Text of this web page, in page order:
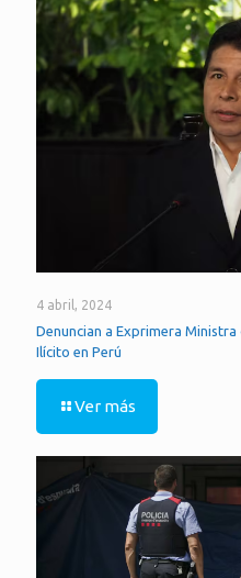
4 abril, 2024
Denuncian a Exprimera
Ilícito en Perú
Ver más